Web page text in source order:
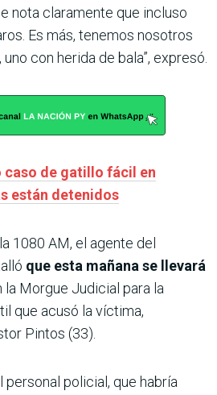
nota claramente que incluso
Es más, tenemos nosotros
con herida de bala”, expresó.
caso de gatillo fácil en
están detenidos
1080 AM, el agente del
que esta mañana se llevará
la Morgue Judicial para la
que acusó la víctima,
Pintos (33).
personal policial, que habría